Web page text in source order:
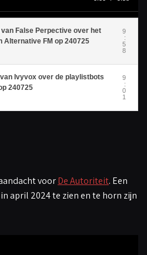
False Perpective over het
Alternative FM op 240725
9
:
5
8
Ivyvox over de playlistbots
240725
9
:
0
1
voorDe Autoriteit. Een
april 2024 te zien en te horn zijn